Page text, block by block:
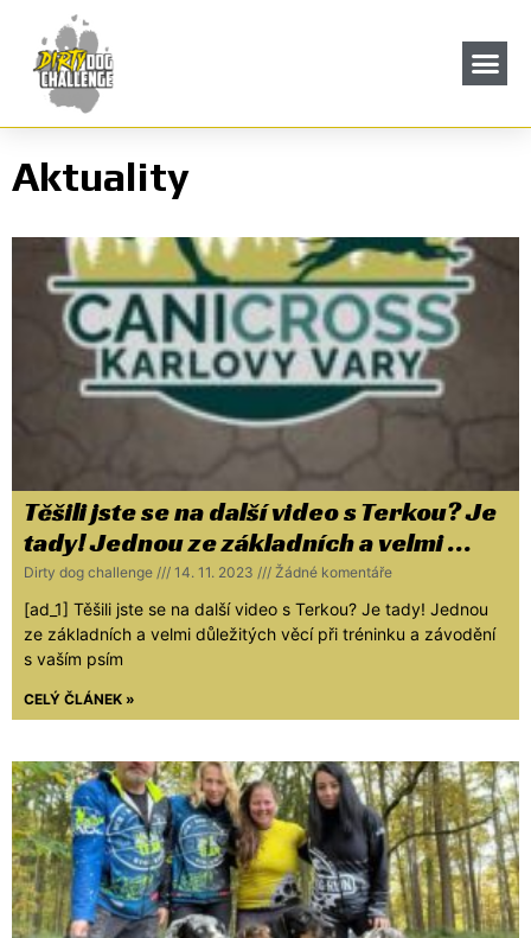
Aktuality
Těšili jste se na další video s Terkou? Je
tady! Jednou ze základních a velmi …
Dirty dog challenge 14. 11. 2023 Žádné komentáře
[ad_1] Těšili jste se na další video s Terkou? Je tady! Jednou
ze základních a velmi důležitých věcí při tréninku a závodění
s vaším psím
CELÝ ČLÁNEK »